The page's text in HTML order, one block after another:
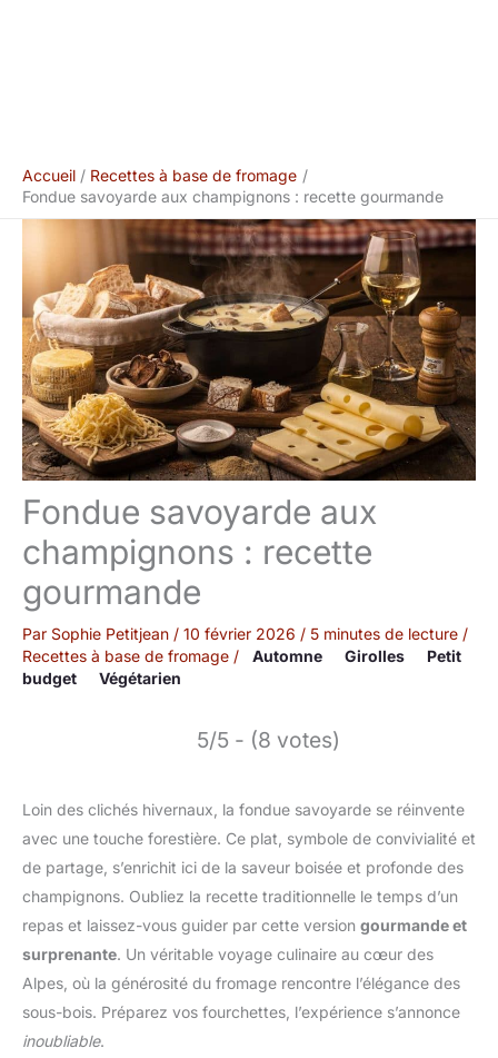
Accueil
Recettes à base de fromage
Fondue savoyarde aux champignons : recette gourmande
Fondue savoyarde aux
champignons : recette
gourmande
Par Sophie Petitjean / 10 février 2026 / 5 minutes de lecture /
Recettes à base de fromage / Automne Girolles
Petit
budget
Végétarien
5/5 - (8 votes)
Loin des clichés hivernaux, la fondue savoyarde se réinvente
avec une touche forestière. Ce plat, symbole de convivialité et
de partage, s’enrichit ici de la saveur boisée et profonde des
champignons. Oubliez la recette traditionnelle le temps d’un
repas et laissez-vous guider par cette version gourmande et
surprenante. Un véritable voyage culinaire au cœur des
Alpes, où la générosité du fromage rencontre l’élégance des
sous-bois. Préparez vos fourchettes, l’expérience s’annonce
inoubliable.